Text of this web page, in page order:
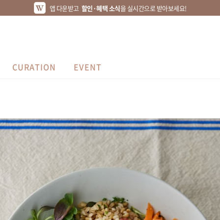
앱 다운받고 할인·혜택 소식을 실시간으로 받아보세요!
CURATION EVENT